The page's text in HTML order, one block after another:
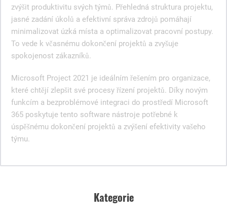
zvýšit produktivitu svých týmů. Přehledná struktura projektu,
jasné zadání úkolů a efektivní správa zdrojů pomáhají
minimalizovat úzká místa a optimalizovat pracovní postupy.
To vede k včasnému dokončení projektů a zvyšuje
spokojenost zákazníků.
Microsoft Project 2021 je ideálním řešením pro organizace,
které chtějí zlepšit své procesy řízení projektů. Díky novým
funkcím a bezproblémové integraci do prostředí Microsoft
365 poskytuje tento software nástroje potřebné k
úspěšnému dokončení projektů a zvýšení efektivity vašeho
týmu.
Kategorie